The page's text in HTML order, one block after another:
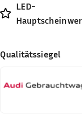
LED-
Qualitätssiegel